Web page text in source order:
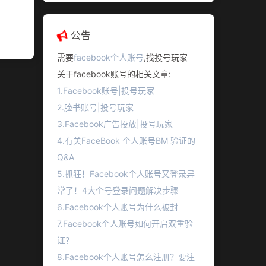
公告
需要facebook个人账号,找投号玩家
关于facebook账号的相关文章:
1.Facebook账号|投号玩家
2.脸书账号|投号玩家
3.Facebook广告投放|投号玩家
4.有关FaceBook 个人账号BM 验证的
Q&A
5.抓狂！Facebook个人账号又登录异
常了！4大个号登录问题解决步骤
6.Facebook个人账号为什么被封
7.Facebook个人账号如何开启双重验
证？
8.Facebook个人账号怎么注册？要注